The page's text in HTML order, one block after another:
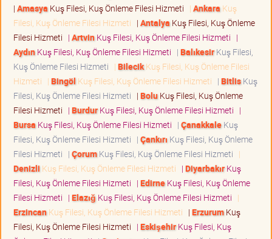
| Amasya Kuş Filesi, Kuş Önleme Filesi Hizmeti | Ankara Kuş
Filesi, Kuş Önleme Filesi Hizmeti | Antalya Kuş Filesi, Kuş Önleme
Filesi Hizmeti | ArtvinKuş Filesi, Kuş Önleme Filesi Hizmeti |
AydınKuş Filesi, Kuş Önleme Filesi Hizmeti | BalıkesirKuş Filesi,
Kuş Önleme Filesi Hizmeti | BilecikKuş Filesi, Kuş Önleme Filesi
Hizmeti | Bingöl Kuş Filesi, Kuş Önleme Filesi Hizmeti | BitlisKuş
Filesi, Kuş Önleme Filesi Hizmeti | BoluKuş Filesi, Kuş Önleme
Filesi Hizmeti | BurdurKuş Filesi, Kuş Önleme Filesi Hizmeti |
Bursa Kuş Filesi, Kuş Önleme Filesi Hizmeti | ÇanakkaleKuş
Filesi, Kuş Önleme Filesi Hizmeti | Çankırı Kuş Filesi, Kuş Önleme
Filesi Hizmeti | ÇorumKuş Filesi, Kuş Önleme Filesi Hizmeti |
Denizli Kuş Filesi, Kuş Önleme Filesi Hizmeti | DiyarbakırKuş
Filesi, Kuş Önleme Filesi Hizmeti | EdirneKuş Filesi, Kuş Önleme
Filesi Hizmeti | Elazığ Kuş Filesi, Kuş Önleme Filesi Hizmeti |
ErzincanKuş Filesi, Kuş Önleme Filesi Hizmeti | ErzurumKuş
Filesi, Kuş Önleme Filesi Hizmeti | EskişehirKuş Filesi, Kuş